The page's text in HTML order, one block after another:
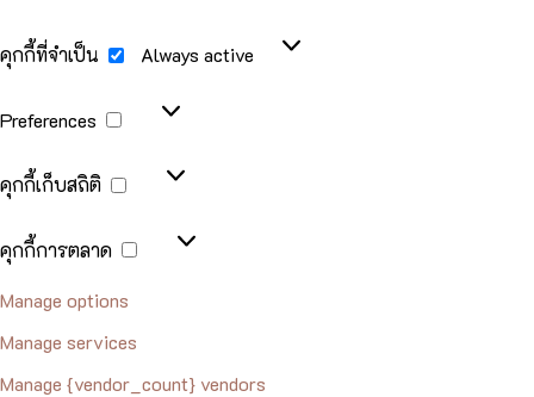
คุกกี้ที่จำเป็น
ที่
Always active
Preferences
Preferences
คุกกี้เก็บสถิติ
คุกกี้
คุกกี้การตลาด
คุกกี้
Manage options
Manage services
Manage {vendor_count} vendors